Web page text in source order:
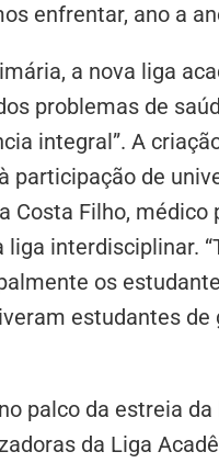
enfrentar, ano a
a nova liga
problemas de
integral”. A
participação de
Costa Filho,
interdisciplinar.
os
estudantes de
palco da estreia
da Liga